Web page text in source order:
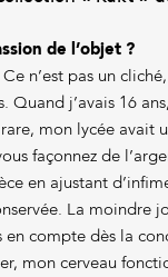
de l’objet ?
Ce n’est pas un
Quand j’avais 16
mon lycée avait
façonnez de
en ajustant
La moindre
compte dès la
mon cerveau